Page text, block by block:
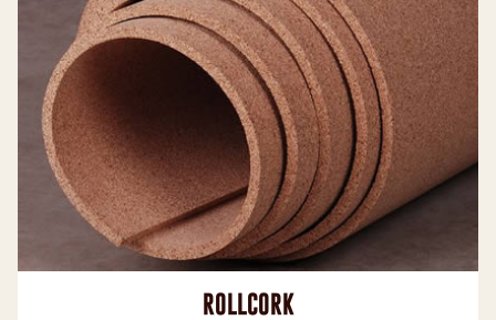
ROLLCORK